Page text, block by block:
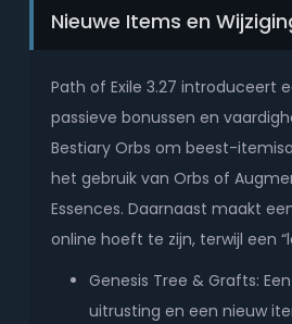
Nieuwe Items en
Path of Exile 3.27 introduceert
passieve bonussen en
Bestiary Orbs om beest-
het gebruik van Orbs of
Essences. Daarnaast maakt
online hoeft te zijn, terwijl een
Genesis Tree & Grafts:
uitrusting en een nieuw